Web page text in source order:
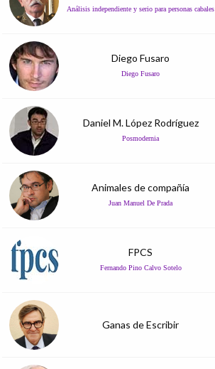
Análisis independiente y serio para personas cabales
Diego Fusaro
Diego Fusaro
Daniel M. López Rodríguez
Posmodernia
Animales de compañía
Juan Manuel De Prada
FPCS
Fernando Pino Calvo Sotelo
Ganas de Escribir